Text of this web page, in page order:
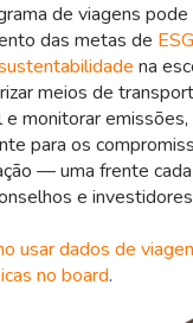
de viagens
das metas de ESG
na
meios de
monitorar
para os
— uma frente
e
usar dados de
no board.